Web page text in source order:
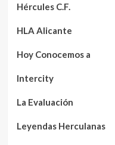
Hércules C.F.
HLA Alicante
Hoy Conocemos a
Intercity
La Evaluación
Leyendas Herculanas